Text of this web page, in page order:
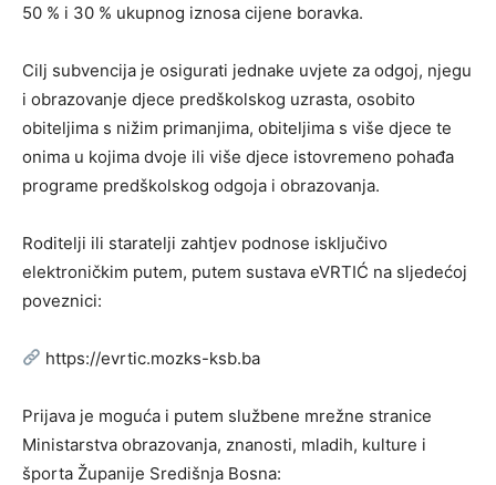
50 % i 30 % ukupnog iznosa cijene boravka.
Cilj subvencija je osigurati jednake uvjete za odgoj, njegu
i obrazovanje djece predškolskog uzrasta, osobito
obiteljima s nižim primanjima, obiteljima s više djece te
onima u kojima dvoje ili više djece istovremeno pohađa
programe predškolskog odgoja i obrazovanja.
Roditelji ili staratelji zahtjev podnose isključivo
elektroničkim putem, putem sustava eVRTIĆ na sljedećoj
poveznici:
https://evrtic.mozks-ksb.ba
Prijava je moguća i putem službene mrežne stranice
Ministarstva obrazovanja, znanosti, mladih, kulture i
športa Županije Središnja Bosna: